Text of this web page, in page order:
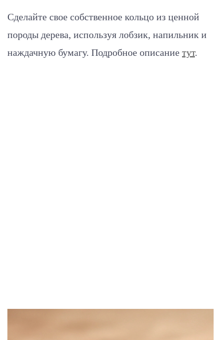
Сделайте свое собственное кольцо из ценной
породы дерева, используя лобзик, напильник и
наждачную бумагу. Подробное описание тут.